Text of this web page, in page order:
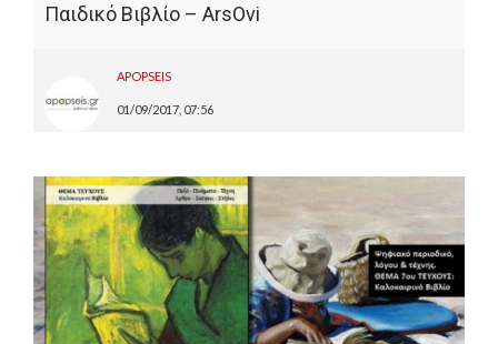
Παιδικό Βιβλίο – ArsOvi
APOPSEIS
01/09/2017, 07:56